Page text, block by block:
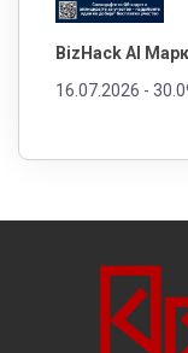
BizHack AI
16.07.2026 -